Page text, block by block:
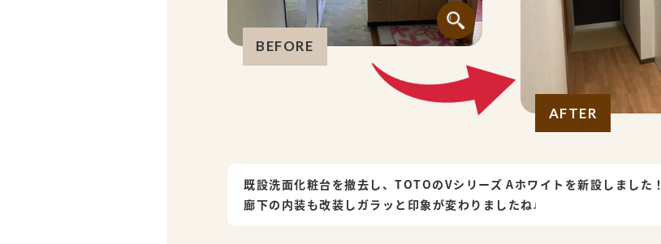
BEFORE
AFTER
既設洗面化粧台を撤去し、TOTOのVシリーズ Aホワイトを新設しました！
廊下の内装も改装しガラッと印象が変わりましたね♩